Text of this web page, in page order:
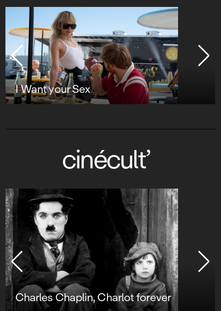
I Want your Sex
cinécult’
Charles Chaplin, Charlot forever